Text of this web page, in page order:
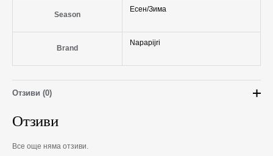
Season
Есен/Зима
Brand
Napapijri
Отзиви (0)
Отзиви
Все още няма отзиви.